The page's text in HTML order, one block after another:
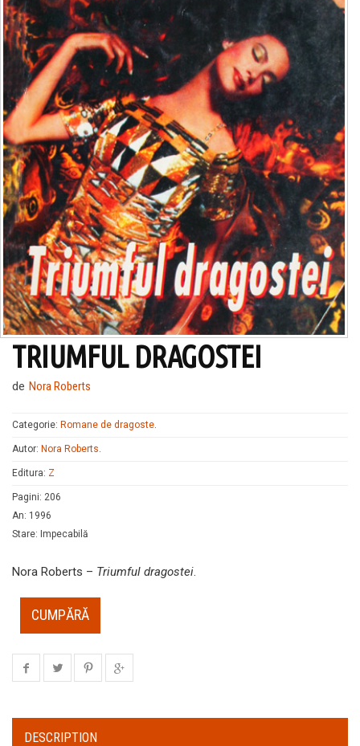
TRIUMFUL DRAGOSTEI
de Nora Roberts
Categorie: Romane de dragoste
Autor: Nora Roberts
Editura: Z
Pagini: 206
An: 1996
Stare: Impecabilă
Nora Roberts – Triumful dragostei.
CUMPĂRĂ
DESCRIPTION